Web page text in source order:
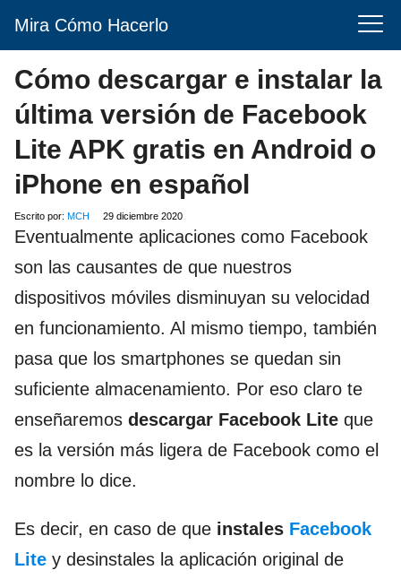
Mira Cómo Hacerlo
Cómo descargar e instalar la
última versión de Facebook
Lite APK gratis en Android o
iPhone en español
Escrito por: MCH 29 diciembre 2020
Eventualmente aplicaciones como Facebook
son las causantes de que nuestros
dispositivos móviles disminuyan su velocidad
en funcionamiento. Al mismo tiempo, también
pasa que los smartphones se quedan sin
suficiente almacenamiento. Por eso claro te
enseñaremos descargar Facebook Lite que
es la versión más ligera de Facebook como el
nombre lo dice.
Es decir, en caso de que instales Facebook
Lite y desinstales la aplicación original de